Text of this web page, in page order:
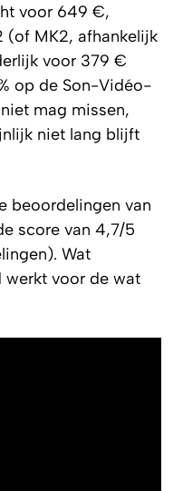
voor 649 €,
(of MK2, afhankelijk
voor 379 €
op de Son-Vidéo-
mag missen,
niet lang blijft
beoordelingen van
score van 4,7/5
Wat
voor de wat